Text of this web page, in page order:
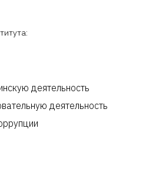
деятельность
деятельность